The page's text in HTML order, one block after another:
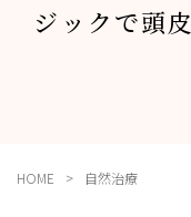
ジックで頭
HOME 自然治療